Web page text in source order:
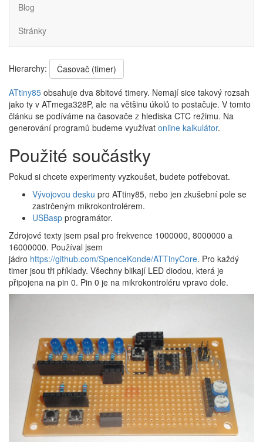
Blog
Stránky
Hierarchy:
Časovač (timer)
ATtiny85 obsahuje dva 8bitové timery. Nemají sice takový rozsah
jako ty v ATmega328P, ale na většinu úkolů to postačuje. V tomto
článku se podíváme na časovače z hlediska CTC režimu. Na
generování programů budeme využívat online kalkulátor.
Použité součástky
Pokud si chcete experimenty vyzkoušet, budete potřebovat.
Vývojovou desku pro ATtiny85, nebo jen zkušební pole se
zastrčeným mikrokontrolérem.
USBasp programátor.
Zdrojové texty jsem psal pro frekvence 1000000, 8000000 a
16000000. Používal jsem
jádro https://github.com/SpenceKonde/ATTinyCore. Pro každý
timer jsou tři příklady. Všechny blikají LED diodou, která je
připojena na pin 0. Pin 0 je na mikrokontroléru vpravo dole.